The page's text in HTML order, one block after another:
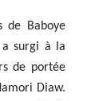
de Baboye
a surgi à la
de portée
Diaw.